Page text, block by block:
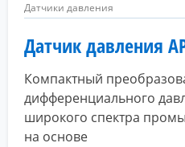
Датчики давления
Датчик давления
Компактный
дифференциального
широкого спектра
на основе